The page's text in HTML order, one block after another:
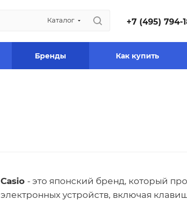
Каталог +7 (495) 794-
Бренды Как купить
Casio - это японский бренд, который
электронных устройств, включая